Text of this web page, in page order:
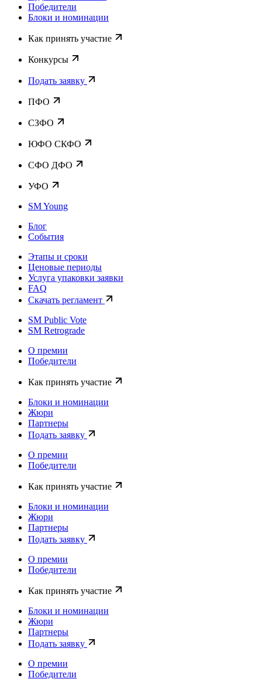
Победители
Блоки и номинации
Как принять участие
Конкурсы
Подать заявку
ПФО
СЗФО
ЮФО СКФО
CФО ДФО
УФО
SM Young
Блог
События
Этапы и сроки
Ценовые периоды
Услуга упаковки заявки
FAQ
Скачать регламент
SM Public Vote
SM Retrograde
О премии
Победители
Как принять участие
Блоки и номинации
Жюри
Партнеры
Подать заявку
О премии
Победители
Как принять участие
Блоки и номинации
Жюри
Партнеры
Подать заявку
О премии
Победители
Как принять участие
Блоки и номинации
Жюри
Партнеры
Подать заявку
О премии
Победители